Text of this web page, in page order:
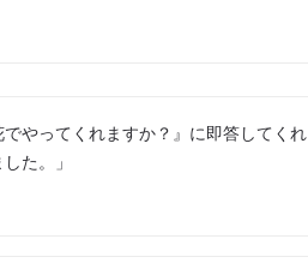
でやってくれますか？』に即答してくれ
た。」